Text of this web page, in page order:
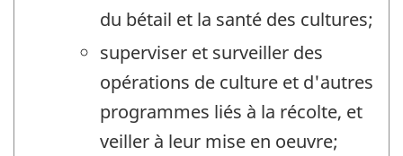
du bétail et la santé des cultures;
superviser et surveiller des
opérations de culture et d'autres
programmes liés à la récolte, et
veiller à leur mise en oeuvre;